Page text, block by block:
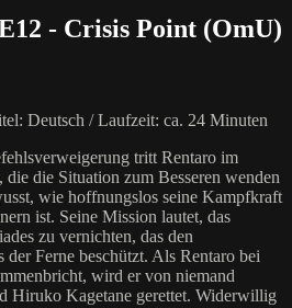
- Crisis Point (OmU)
Deutsch / Laufzeit: ca. 24 Minuten
tritt Rentaro im
die Situation zum Besseren wenden
wie hoffnungslos seine Kampfkraft
ist. Seine Mission lautet, das
zu vernichten, das den
der Ferne beschützt. Als Rentaro bei
wird er von niemand
Hiruko Kagetane gerettet. Widerwillig